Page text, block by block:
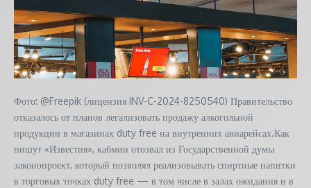
Фото: @Freepik (лицензия INV-C-2024-8250540) Правительство
отказалось от планов легализовать продажу алкогольной
продукции в магазинах duty free на внутренних авиарейсах.Как
пишут «Известия», кабмин отозвал из Государственной думы
законопроект, который позволял реализовывать спиртные напитки
в торговых точках duty free — в том числе в залах ожидания и в